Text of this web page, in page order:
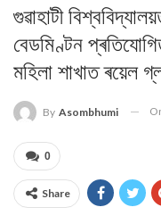
গুৱাহাটী
বেডমিণ্টন
মহিলা শাখাত ৰয়েল
By Asombhumi
0
Share